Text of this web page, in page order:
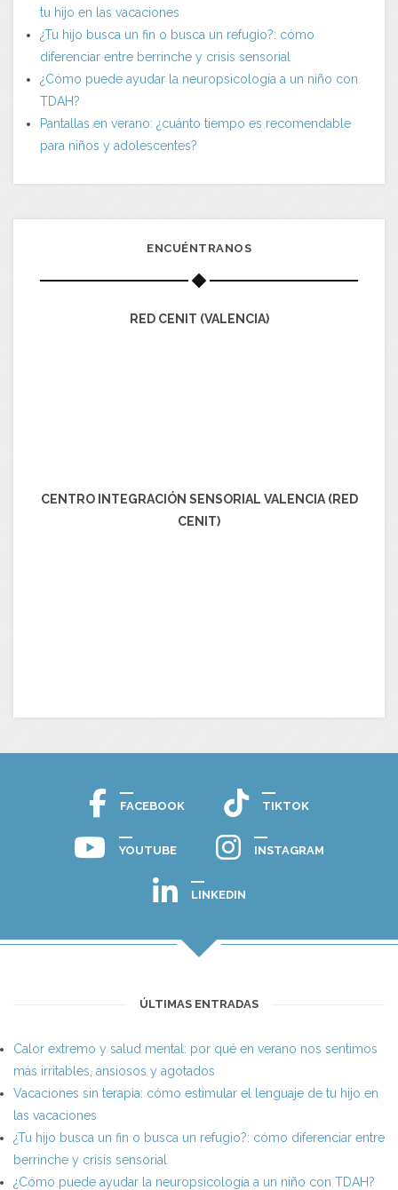
tu hijo en las vacaciones
¿Tu hijo busca un fin o busca un refugio?: cómo
diferenciar entre berrinche y crisis sensorial
¿Cómo puede ayudar la neuropsicología a un niño con
TDAH?
Pantallas en verano: ¿cuánto tiempo es recomendable
para niños y adolescentes?
ENCUÉNTRANOS
RED CENIT (VALENCIA)
CENTRO INTEGRACIÓN SENSORIAL VALENCIA (RED
CENIT)
FACEBOOK TIKTOK
YOUTUBE INSTAGRAM
LINKEDIN
ÚLTIMAS ENTRADAS
Calor extremo y salud mental: por qué en verano nos sentimos
más irritables, ansiosos y agotados
Vacaciones sin terapia: cómo estimular el lenguaje de tu hijo en
las vacaciones
¿Tu hijo busca un fin o busca un refugio?: cómo diferenciar entre
berrinche y crisis sensorial
¿Cómo puede ayudar la neuropsicología a un niño con TDAH?